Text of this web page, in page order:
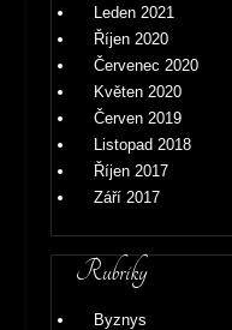
Leden 2021
Říjen 2020
Červenec 2020
Květen 2020
Červen 2019
Listopad 2018
Říjen 2017
Září 2017
Rubriky
Byznys